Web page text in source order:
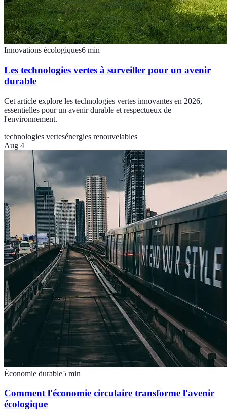
Innovations écologiques6 min
Les technologies vertes à surveiller pour un avenir
durable
Cet article explore les technologies vertes innovantes en 2026,
essentielles pour un avenir durable et respectueux de
l'environnement.
technologies vertesénergies renouvelables
Aug 4
Économie durable5 min
Comment l'économie circulaire transforme l'avenir
écologique